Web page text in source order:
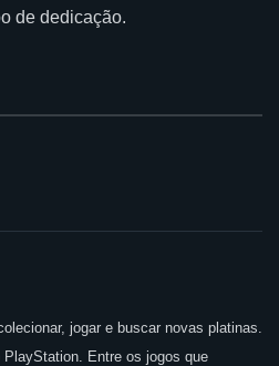
de dedicação.
jogar e buscar novas platinas.
Entre os jogos que